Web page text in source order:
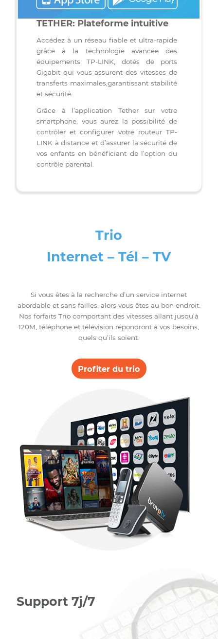
TETHER: Plateforme intuitive
équipements TP-LINK, dotés de ports
Gigabit qui vous assurent des vitesses de
transferts maximales,garantissant stabilité
Grâce à l’application Tether sur votre
smartphone, vous aurez la possibilité de
contrôler et configurer votre routeur TP-
LINK à distance et d’assurer la sécurité de
vos enfants en bénéficiant de l’option du
Trio
Internet – Tél – TV
Si vous êtes à la recherche d’un service internet
abordable et sans failles, alors vous êtes au bon
Nos forfaits Trio comportant des vitesses allant
120M, téléphone et télévision répondront à vos